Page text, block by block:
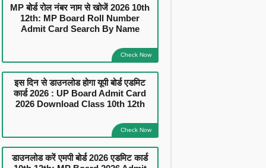
MP बोर्ड रोल नंबर नाम से खोजें 2026 10th
12th: MP Board Roll Number
Admit Card Search By Name
Check Now
इस दिन से डाउनलोड होगा यूपी बोर्ड एडमिट
कार्ड 2026 : UP Board Admit Card
2026 Download Class 10th 12th
Check Now
डाउनलोड करें एमपी बोर्ड 2026 एडमिट कार्ड